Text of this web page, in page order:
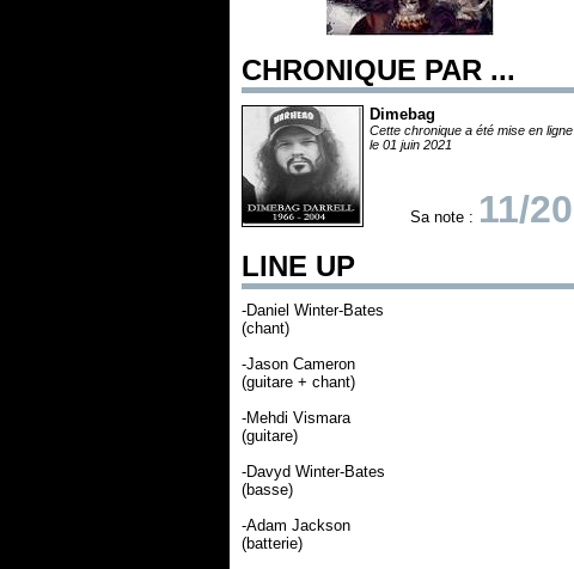
CHRONIQUE PAR ...
Dimebag
Cette chronique a été mise en ligne
le 01 juin 2021
Sa note : 11/20
LINE UP
-Daniel Winter-Bates
(chant)
-Jason Cameron
(guitare + chant)
-Mehdi Vismara
(guitare)
-Davyd Winter-Bates
(basse)
-Adam Jackson
(batterie)